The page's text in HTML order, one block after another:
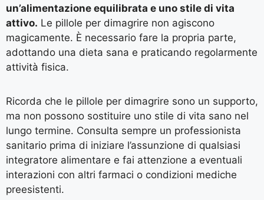
un’alimentazione equilibrata e uno stile di vita
attivo. Le pillole per dimagrire non agiscono
magicamente. È necessario fare la propria parte,
adottando una dieta sana e praticando regolarmente
attività fisica.
Ricorda che le pillole per dimagrire sono un supporto,
ma non possono sostituire uno stile di vita sano nel
lungo termine. Consulta sempre un professionista
sanitario prima di iniziare l’assunzione di qualsiasi
integratore alimentare e fai attenzione a eventuali
interazioni con altri farmaci o condizioni mediche
preesistenti.